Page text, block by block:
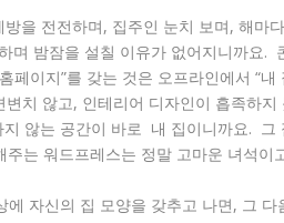
을 전전하며, 집주인 눈치 보며, 해마
며 밤잠을 설칠 이유가 없어지니까요.
페이지”를 갖는 것은 오프라인에서 “
치 않고, 인테리어 디자인이 흡족하
않는 공간이 바로 내 집이니까요.
는 워드프레스는 정말 고마운 녀석이
에 자신의 집 모양을 갖추고 나면, 그